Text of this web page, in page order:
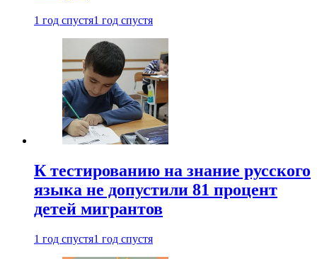
1 год спустя1 год спустя
К тестированию на знание русского
языка не допустили 81 процент
детей мигрантов
1 год спустя1 год спустя